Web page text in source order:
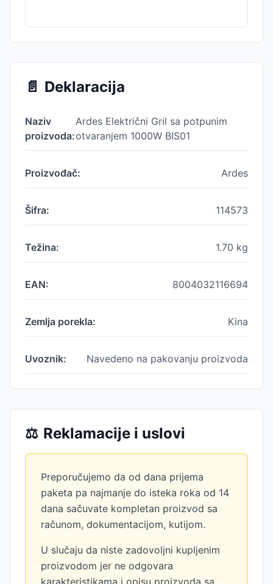
📄 Deklaracija
Naziv
proizvoda:
Ardes Električni Gril sa potpunim
otvaranjem 1000W BIS01
Proizvođač: Ardes
Šifra: 114573
Težina: 1.70 kg
EAN: 8004032116694
Zemlja porekla: Kina
Uvoznik: Navedeno na pakovanju proizvoda
⚖️ Reklamacije i uslovi
Preporučujemo da od dana prijema
paketa pa najmanje do isteka roka od 14
dana sačuvate kompletan proizvod sa
računom, dokumentacijom, kutijom.
U slučaju da niste zadovoljni kupljenim
proizvodom jer ne odgovara
karakteristikama i opisu proizvoda sa